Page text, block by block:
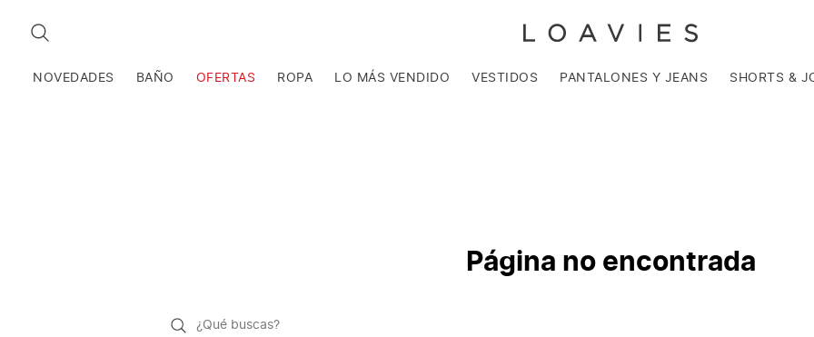
BUSCAR
NOVEDADES BAÑO OFERTAS ROPA LO MÁS VENDIDO VESTIDOS PANTALONES Y JEANS SHORTS &
Página no encontrada